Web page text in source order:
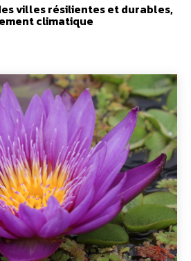
villes résilientes et durables,
climatique